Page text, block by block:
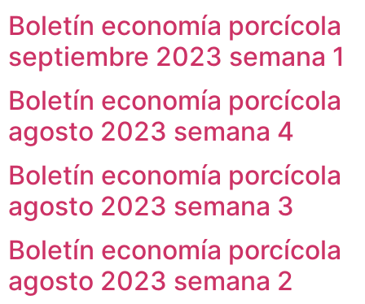
Boletín economía porcícola
septiembre 2023 semana 1
Boletín economía porcícola
agosto 2023 semana 4
Boletín economía porcícola
agosto 2023 semana 3
Boletín economía porcícola
agosto 2023 semana 2